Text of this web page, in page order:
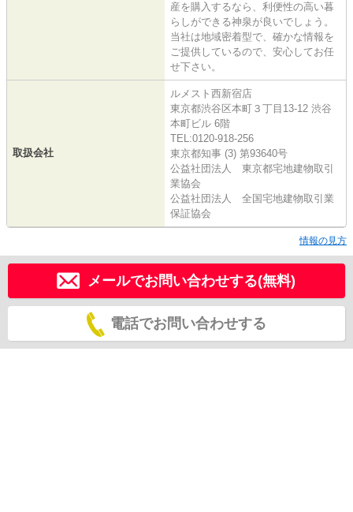
産を購入するなら、利便性の高い暮
らしができる神泉が良いでしょう。
当社は地域密着型で、確かな情報を
ご提供しているので、安心してお任
せ下さい。
取扱会社
ルメスト西新宿店
東京都渋谷区本町３丁目13-12 渋谷
本町ビル 6階
TEL:0120-918-256
東京都知事 (3) 第93640号
公益社団法人 東京都宅地建物取引
業協会
公益社団法人 全国宅地建物取引業
保証協会
情報の見方
メールでお問い合わせする(無料)
電話でお問い合わせする